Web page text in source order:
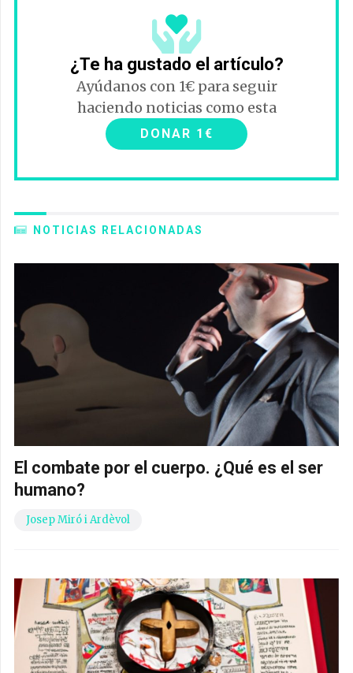
¿Te ha gustado el artículo?
Ayúdanos con 1€ para seguir
haciendo noticias como esta
DONAR 1€
NOTICIAS RELACIONADAS
El combate por el cuerpo. ¿Qué es el ser
humano?
Josep Miró i Ardèvol